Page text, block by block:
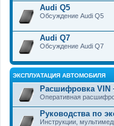
Audi Q5
Обсуждение Audi Q5
Audi Q7
Обсуждение Audi Q7
ЭКСПЛУАТАЦИЯ АВТОМОБИЛЯ
Расшифровка VIN
Оперативная
Руководства по
Инструкции,